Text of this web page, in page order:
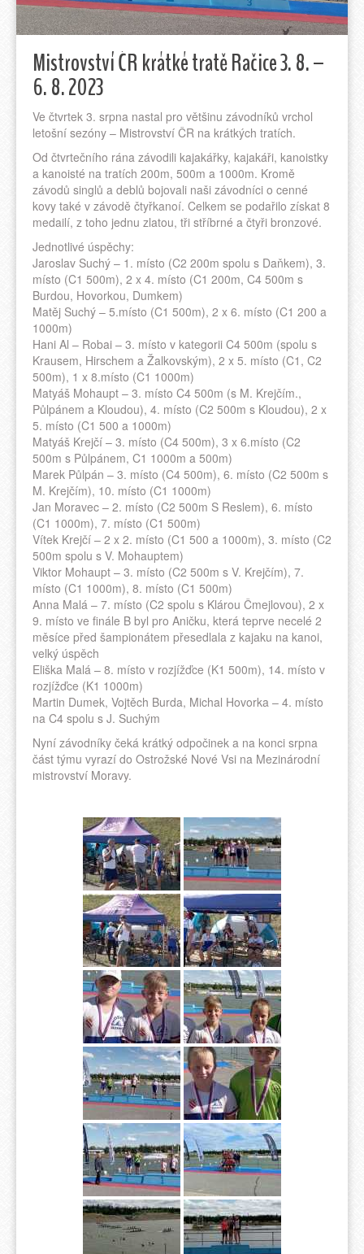
Mistrovství ČR krátké tratě Račice 3. 8. –
6. 8. 2023
Ve čtvrtek 3. srpna nastal pro většinu závodníků vrchol
letošní sezóny – Mistrovství ČR na krátkých tratích.
Od čtvrtečního rána závodili kajakářky, kajakáři, kanoistky
a kanoisté na tratích 200m, 500m a 1000m. Kromě
závodů singlů a deblů bojovali naši závodníci o cenné
kovy také v závodě čtyřkanoí. Celkem se podařilo získat 8
medailí, z toho jednu zlatou, tři stříbrné a čtyři bronzové.
Jednotlivé úspěchy:
Jaroslav Suchý – 1. místo (C2 200m spolu s Daňkem), 3.
místo (C1 500m), 2 x 4. místo (C1 200m, C4 500m s
Burdou, Hovorkou, Dumkem)
Matěj Suchý – 5.místo (C1 500m), 2 x 6. místo (C1 200 a
1000m)
Hani Al – Robai – 3. místo v kategorii C4 500m (spolu s
Krausem, Hirschem a Žalkovským), 2 x 5. místo (C1, C2
500m), 1 x 8.místo (C1 1000m)
Matyáš Mohaupt – 3. místo C4 500m (s M. Krejčím.,
Půlpánem a Kloudou), 4. místo (C2 500m s Kloudou), 2 x
5. místo (C1 500 a 1000m)
Matyáš Krejčí – 3. místo (C4 500m), 3 x 6.místo (C2
500m s Půlpánem, C1 1000m a 500m)
Marek Půlpán – 3. místo (C4 500m), 6. místo (C2 500m s
M. Krejčím), 10. místo (C1 1000m)
Jan Moravec – 2. místo (C2 500m S Reslem), 6. místo
(C1 1000m), 7. místo (C1 500m)
Vítek Krejčí – 2 x 2. místo (C1 500 a 1000m), 3. místo (C2
500m spolu s V. Mohauptem)
Viktor Mohaupt – 3. místo (C2 500m s V. Krejčím), 7.
místo (C1 1000m), 8. místo (C1 500m)
Anna Malá – 7. místo (C2 spolu s Klárou Čmejlovou), 2 x
9. místo ve finále B byl pro Aničku, která teprve necelé 2
měsíce před šampionátem přesedlala z kajaku na kanoi,
velký úspěch
Eliška Malá – 8. místo v rozjížďce (K1 500m), 14. místo v
rozjížďce (K1 1000m)
Martin Dumek, Vojtěch Burda, Michal Hovorka – 4. místo
na C4 spolu s J. Suchým
Nyní závodníky čeká krátký odpočinek a na konci srpna
část týmu vyrazí do Ostrožské Nové Vsi na Mezinárodní
mistrovství Moravy.